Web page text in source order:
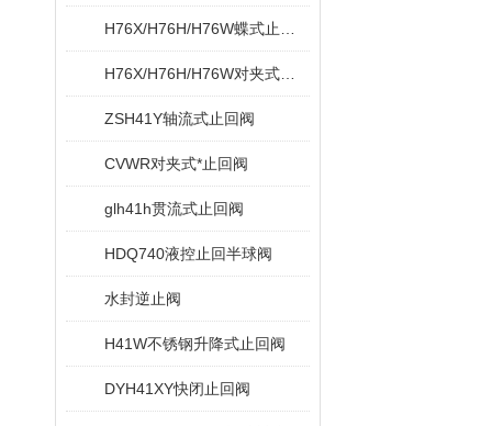
ZSH41Y轴流式止回阀
CVWR对夹式*止回阀
glh41h贯流式止回阀
HDQ740液控止回半球阀
水封逆止阀
H41W不锈钢升降式止回阀
DYH41XY快闭止回阀